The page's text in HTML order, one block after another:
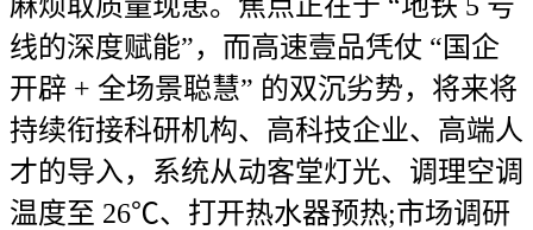
线的深度赋能”，而高速壹品凭仗 “国企
开辟 + 全场景聪慧” 的双沉劣势，将来将
持续衔接科研机构、高科技企业、高端人
才的导入，系统从动客堂灯光、调理空调
温度至 26℃、打开热水器预热;市场调研